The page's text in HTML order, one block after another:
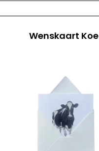
Wenskaart Koe